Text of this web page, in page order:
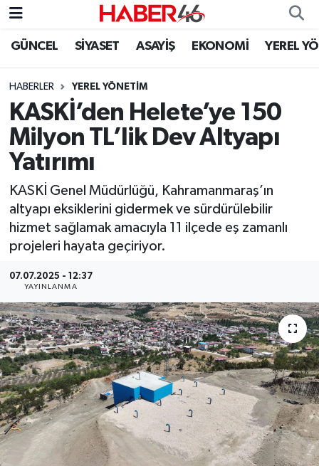
GÜNCEL SİYASET ASAYİŞ EKONOMİ YEREL
HABERLER YEREL YÖNETİM
KASKİ’den Helete’ye 150
Milyon TL’lik Dev Altyapı
Yatırımı
KASKİ Genel Müdürlüğü, Kahramanmaraş’ın
altyapı eksiklerini gidermek ve sürdürülebilir
hizmet sağlamak amacıyla 11 ilçede eş zamanlı
projeleri hayata geçiriyor.
07.07.2025 - 12:37
YAYINLANMA
GÜNCEL
SİYASET
EKONOMİ
SPOR
YAŞAM
TEKNOLOJİ
SAĞLIK
EĞİTİM
İLÇE HABERLERİ
KÜLTÜR-SANAT
KSÜ
DÜNYA
Nöbetçi Eczaneler
Hava Durumu
Kahramanmaraş Namaz Vakitleri
Trafik Durumu
Süper Lig Puan Durumu ve Fikstür
Tüm Manşetler
Son Dakika Haberleri
Haber Arşivi